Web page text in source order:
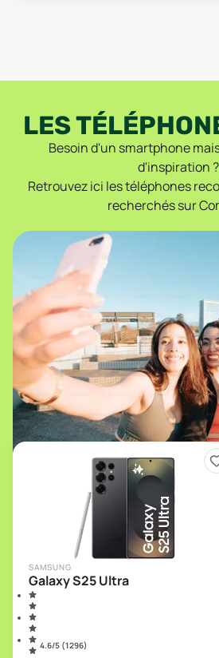
LES
Besoin d'un smartphone
d'inspiration ?
Retrouvez ici les téléphones
recherchés sur
SAMSUNG
Galaxy S25 Ultra
4.6/5 (1 296)